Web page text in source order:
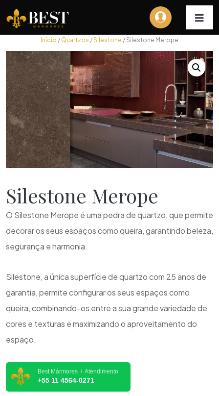
Início / Quartzos /Silestone / Silestone Merope
Silestone Merope
O Silestone Merope é uma pedra de quartzo, que permite
decorar os seus espaços como queira, garantindo beleza,
segurança e harmonia.
Silestone, a única superfície de quartzo com 25 anos de
garantia, permite configurar os seus espaços como
queira, combinando-os entre a sua grande variedade de
cores e texturas e maximizando o aproveitamento do
espaço.
Best Mármores / Atendimento
+55 11 4564-0271